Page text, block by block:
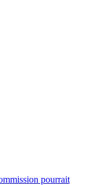
pourrait